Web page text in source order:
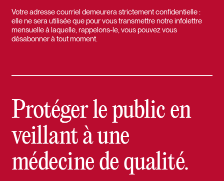
Votre adresse courriel demeurera strictement confidentielle :
elle ne sera utilisée que pour vous transmettre notre infolettre
mensuelle à laquelle, rappelons-le, vous pouvez vous
désabonner à tout moment.
Protéger le public en
veillant à une
médecine de qualité.